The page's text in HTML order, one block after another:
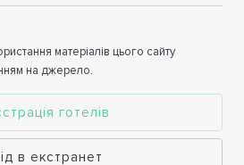
матеріалів цього сайту
на джерело.
готелів
в екстранет